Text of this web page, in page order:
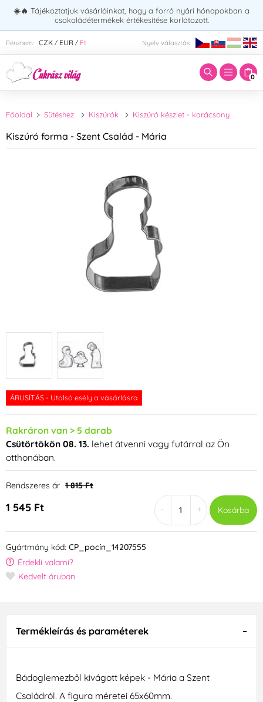
☀️🔥 Tájékoztatjuk vásárlóinkat, hogy a forró nyári hónapokban a
csokoládétermékek értékesítése korlátozott.
Pénznem: CZK / EUR / Ft Nyelv választás:
0
Adja meg a keresett kifejezést:
Főoldal Sütéshez Kiszúrók Kiszúró készlet - karácsony
Kiszúró forma - Szent Család - Mária
ÁRUSÍTÁS - Utolsó esély a vásárlásra
Rakráron van > 5 darab
Csütörtökön 08. 13. lehet átvenni vagy futárral az Ön
otthonában.
Rendszeres ár 1 815 Ft
1 545 Ft + Kosárba
Gyártmány kód: CP_pocín_14207555
Érdekli valami?
Kedvelt áruban
Termékleírás és paraméterek
Bádoglemezből kivágott képek - Mária a Szent
Családról. A figura méretei 65x60mm.